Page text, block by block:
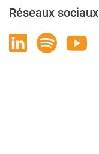
Réseaux sociaux